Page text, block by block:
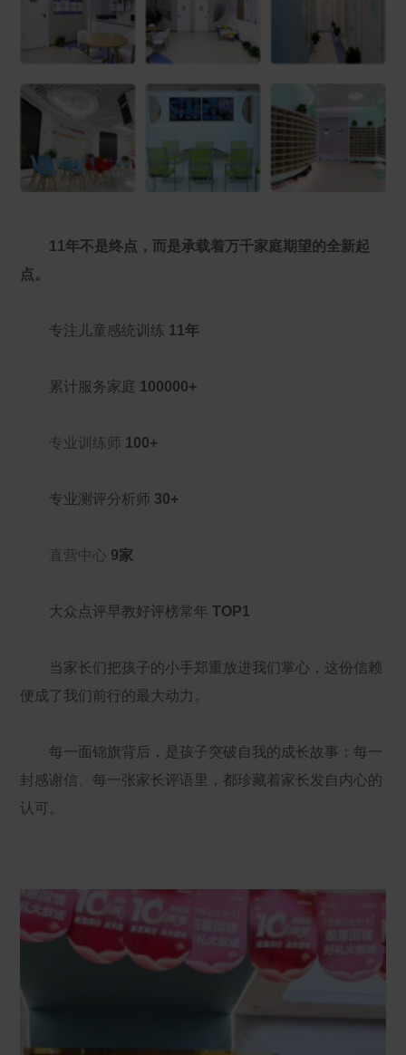
11年不是终点，而是承载着万千家庭期望的全新起
点。
专注儿童感统训练 11年
累计服务家庭 100000+
专业训练师 100+
专业测评分析师 30+
直营中心 9家
大众点评早教好评榜常年TOP1
当家长们把孩子的小手郑重放进我们掌心，这份信赖
便成了我们前行的最大动力。
每一面锦旗背后，是孩子突破自我的成长故事；每一
封感谢信、每一张家长评语里，都珍藏着家长发自内心的
认可。